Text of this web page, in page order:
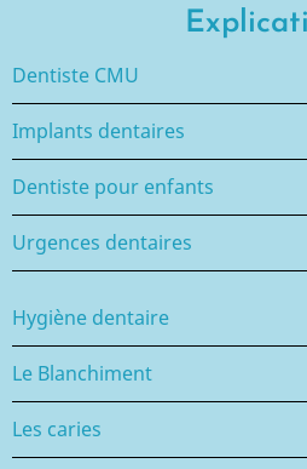
Dentiste CMU
Implants dentaires
Dentiste pour enfants
Urgences dentaires
Hygiène dentaire
Le Blanchiment
Les caries